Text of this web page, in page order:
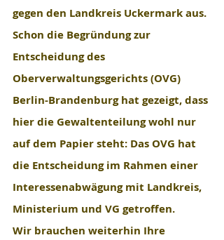
gegen den Landkreis Uckermark aus.
Schon die Begründung zur
Entscheidung des
Oberverwaltungsgerichts (OVG)
Berlin-Brandenburg hat gezeigt, dass
hier die Gewaltenteilung wohl nur
auf dem Papier steht: Das OVG hat
die Entscheidung im Rahmen einer
Interessenabwägung mit Landkreis,
Ministerium und VG getroffen.
Wir brauchen weiterhin Ihre